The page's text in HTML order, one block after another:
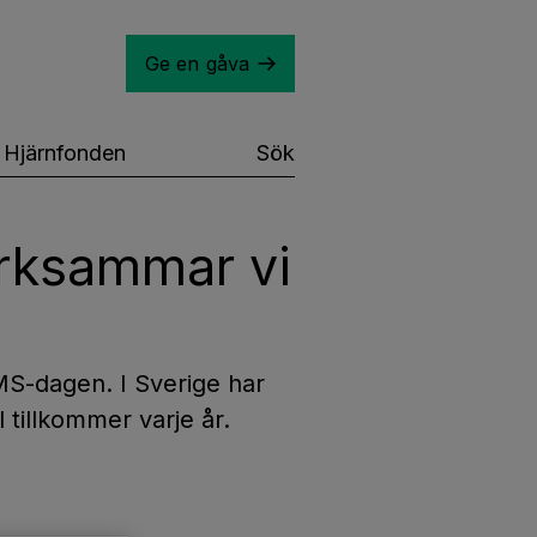
Ge en gåva
Hjärnfonden Sök
vi
dagen. I Sverige har
tillkommer varje år.